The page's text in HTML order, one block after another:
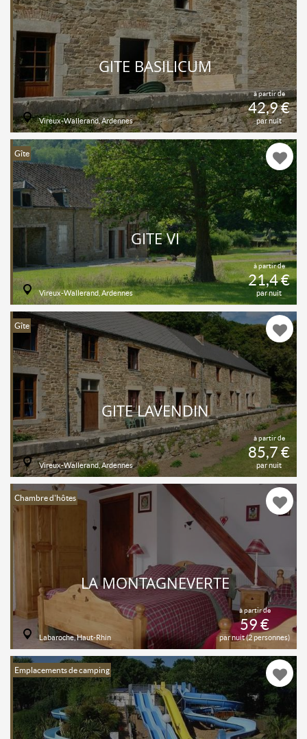
à partir de
42,9 €
par nuit
GITE BASILICUM
Vireux-Wallerand, Ardennes
Gîte
à partir de
21,4 €
par nuit
GITE VI
Vireux-Wallerand, Ardennes
Gîte
à partir de
85,7 €
par nuit
GITE LAVENDIN
Vireux-Wallerand, Ardennes
Chambre d'hôtes
à partir de
59 €
par nuit (2 personnes)
LA MONTAGNEVERTE
Labaroche, Haut-Rhin
Emplacements de camping